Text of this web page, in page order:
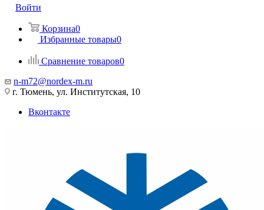
Войти
Корзина0
Избранные товары0
Сравнение товаров0
n-m72@nordex-m.ru
г. Тюмень, ул. Институтская, 10
Вконтакте